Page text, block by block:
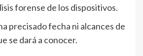
forense de los dispositivos.
precisado fecha ni alcances de
se dará a conocer.